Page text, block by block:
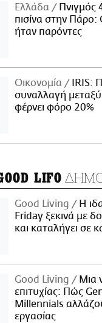
Ελλάδα
Πνιγμός
πισίνα στην Πάρο:
ήταν παρόντες
Οικονομία
IRIS:
συναλλαγή
φέρνει φόρο 20%
LIFO
Good Living
Η
Friday ξεκινά με
και καταλήγει σε
Good Living
Μια
επιτυχίας: Πώς
Millennials
εργασίας